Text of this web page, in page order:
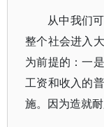
从中我们
整个社会进入
为前提的：一
工资和收入的
施。因为造就